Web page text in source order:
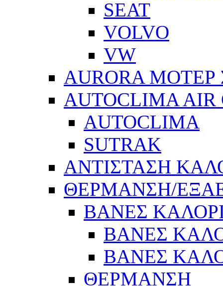
SEAT
VOLVO
VW
AURORA
AUTOCLIMA AIR
AUTOCLIMA
SUTRAK
ΑΝΤΙΣΤΑΣΗ
ΘΕΡΜΑΝΣΗ/
ΒΑΝΕΣ
ΒΑΝΕΣ
ΒΑΝΕΣ
ΘΕΡΜΑΝΣΗ